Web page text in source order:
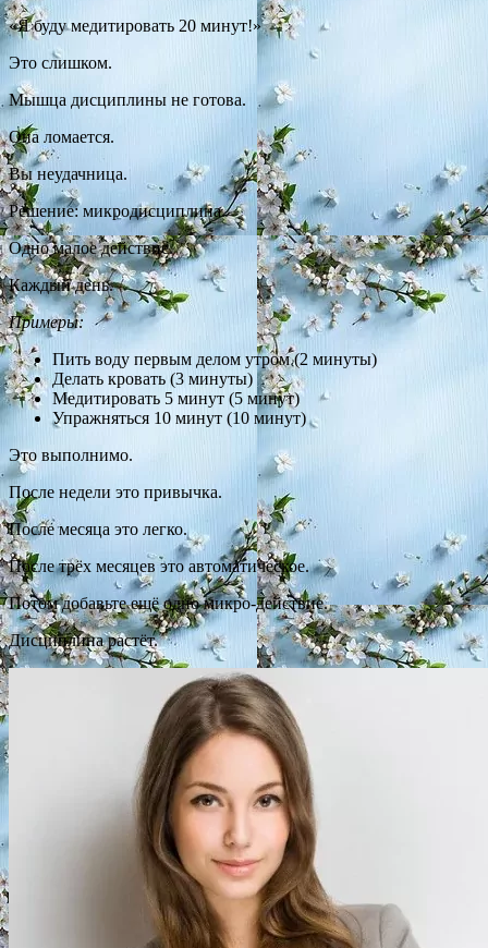
«Я буду медитировать 20 минут!»
Это слишком.
Мышца дисциплины не готова.
Она ломается.
Вы неудачница.
Решение: микродисциплина.
Одно малое действие.
Каждый день.
Примеры:
Пить воду первым делом утром (2 минуты)
Делать кровать (3 минуты)
Медитировать 5 минут (5 минут)
Упражняться 10 минут (10 минут)
Это выполнимо.
После недели это привычка.
После месяца это легко.
После трёх месяцев это автоматическое.
Потом добавьте ещё одно микро-действие.
Дисциплина растёт.